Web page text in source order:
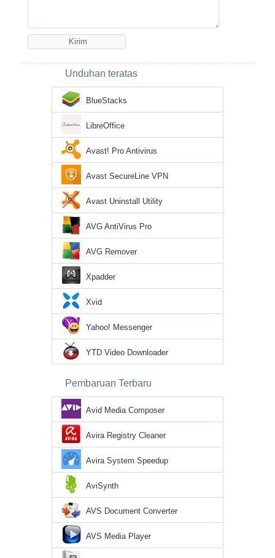
Unduhan teratas
BlueStacks
LibreOffice
Avast! Pro Antivirus
Avast SecureLine VPN
Avast Uninstall Utility
AVG AntiVirus Pro
AVG Remover
Xpadder
Xvid
Yahoo! Messenger
YTD Video Downloader
Pembaruan Terbaru
Avid Media Composer
Avira Registry Cleaner
Avira System Speedup
AviSynth
AVS Document Converter
AVS Media Player